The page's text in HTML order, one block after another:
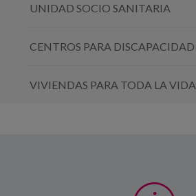
UNIDAD SOCIO SANITARIA
CENTROS PARA DISCAPACIDAD
VIVIENDAS PARA TODA LA VIDA